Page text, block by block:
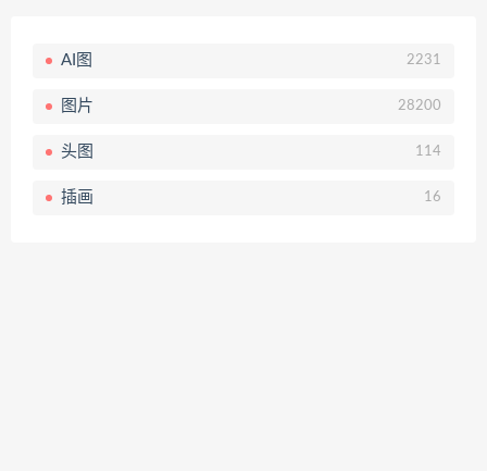
AI图 2231
图片 28200
头图 114
插画 16